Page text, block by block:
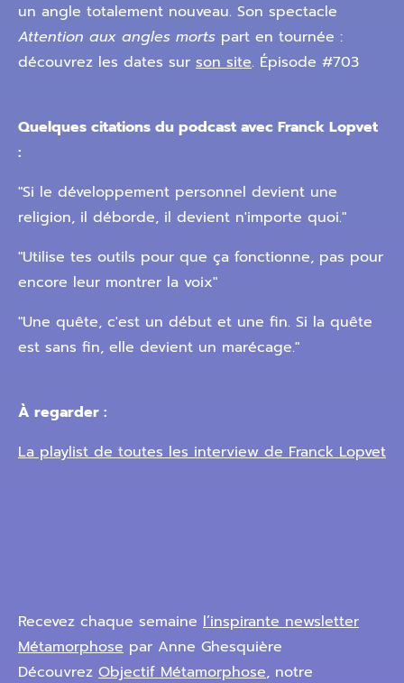
un angle totalement nouveau. Son spectacle
Attention aux angles morts part en tournée :
découvrez les dates sur son site. Épisode #703
Quelques citations du podcast avec Franck Lopvet
:
"Si le développement personnel devient une
religion, il déborde, il devient n'importe quoi."
"Utilise tes outils pour que ça fonctionne, pas pour
encore leur montrer la voix"
"Une quête, c'est un début et une fin. Si la quête
est sans fin, elle devient un marécage."
À regarder :
La playlist de toutes les interview de Franck Lopvet
Recevez chaque semaine l’inspirante newsletter
Métamorphose par Anne Ghesquière
Découvrez Objectif Métamorphose, notre